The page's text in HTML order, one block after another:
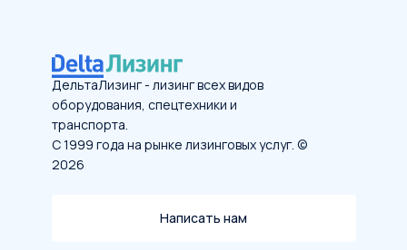
ДельтаЛизинг - лизинг всех видов
оборудования, спецтехники и
транспорта.
С 1999 года на рынке лизинговых услуг. ©
2026
Написать нам